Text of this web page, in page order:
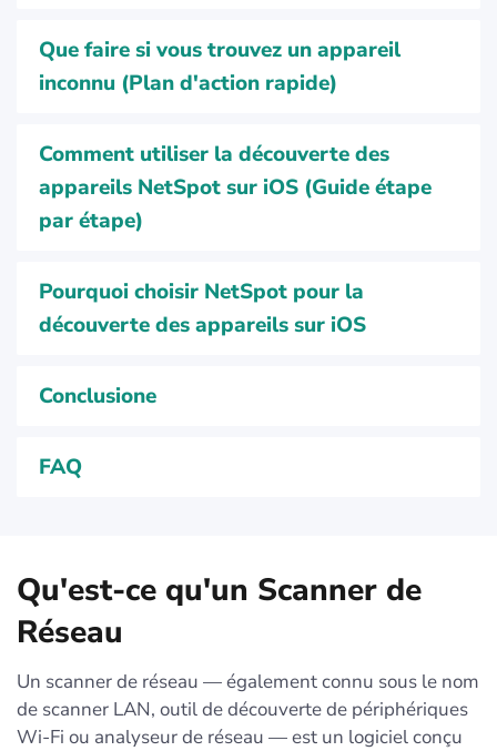
Que faire si vous trouvez un appareil
inconnu (Plan d'action rapide)
Comment utiliser la découverte des
appareils NetSpot sur iOS (Guide étape
par étape)
Pourquoi choisir NetSpot pour la
découverte des appareils sur iOS
Conclusione
FAQ
Qu'est-ce qu'un Scanner de
Réseau
Un scanner de réseau — également connu sous le nom
de scanner LAN, outil de découverte de périphériques
Wi-Fi ou analyseur de réseau — est un logiciel conçu